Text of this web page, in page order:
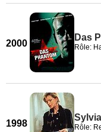
2000
Das
Rôle:
1998 Rôle: